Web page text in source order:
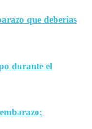
que deberías
durante el